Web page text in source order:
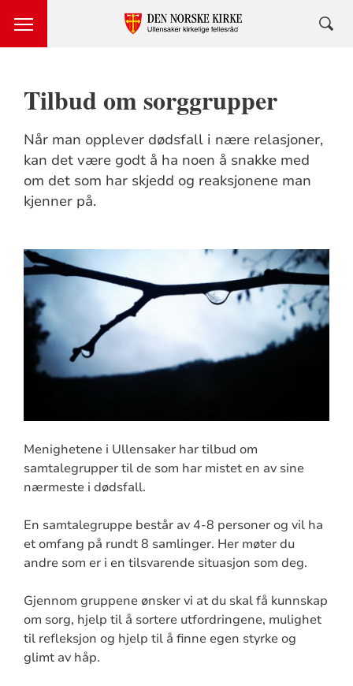
Tilbud om sorggrupper
Når man opplever dødsfall i nære relasjoner,
kan det være godt å ha noen å snakke med
om det som har skjedd og reaksjonene man
kjenner på.
Menighetene i Ullensaker har tilbud om
samtalegrupper til de som har mistet en av sine
nærmeste i dødsfall.
En samtalegruppe består av 4-8 personer og vil ha
et omfang på rundt 8 samlinger. Her møter du
andre som er i en tilsvarende situasjon som deg.
Gjennom gruppene ønsker vi at du skal få kunnskap
om sorg, hjelp til å sortere utfordringene, mulighet
til refleksjon og hjelp til å finne egen styrke og
glimt av håp.